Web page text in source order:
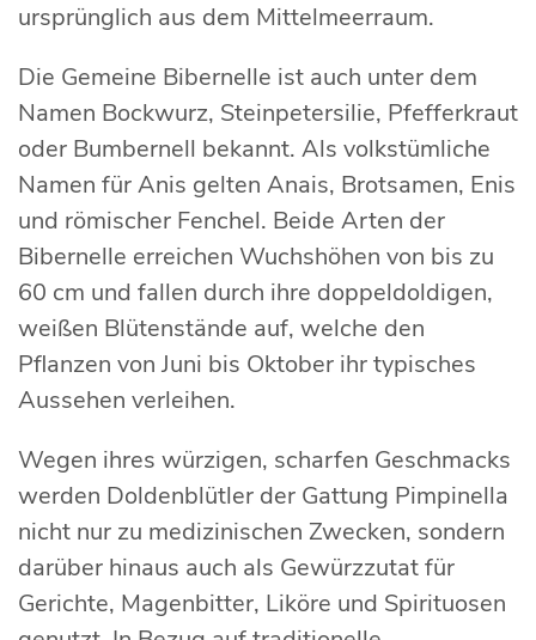
ursprünglich aus dem Mittelmeerraum.
Die Gemeine Bibernelle ist auch unter dem
Namen Bockwurz, Steinpetersilie, Pfefferkraut
oder Bumbernell bekannt. Als volkstümliche
Namen für Anis gelten Anais, Brotsamen, Enis
und römischer Fenchel. Beide Arten der
Bibernelle erreichen Wuchshöhen von bis zu
60 cm und fallen durch ihre doppeldoldigen,
weißen Blütenstände auf, welche den
Pflanzen von Juni bis Oktober ihr typisches
Aussehen verleihen.
Wegen ihres würzigen, scharfen Geschmacks
werden Doldenblütler der Gattung Pimpinella
nicht nur zu medizinischen Zwecken, sondern
darüber hinaus auch als Gewürzzutat für
Gerichte, Magenbitter, Liköre und Spirituosen